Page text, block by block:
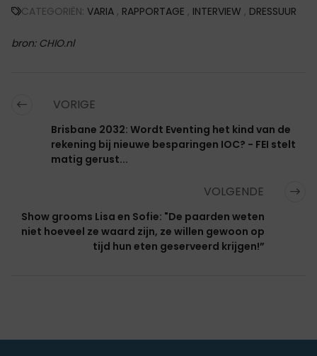
CATEGORIËN: VARIA , RAPPORTAGE , INTERVIEW , DRESSUUR
bron: CHIO.nl
VORIGE
Brisbane 2032: Wordt Eventing het kind van de
rekening bij nieuwe besparingen IOC? - FEI stelt
matig gerust...
VOLGENDE
Show grooms Lisa en Sofie: "De paarden weten
niet hoeveel ze waard zijn, ze willen gewoon op
tijd hun eten geserveerd krijgen!”